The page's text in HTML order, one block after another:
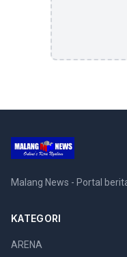
Malang News - Portal
KATEGORI
ARENA